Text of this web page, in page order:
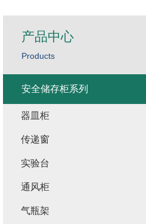
产品中心
Products
安全储存柜系列
器皿柜
传递窗
实验台
通风柜
气瓶架